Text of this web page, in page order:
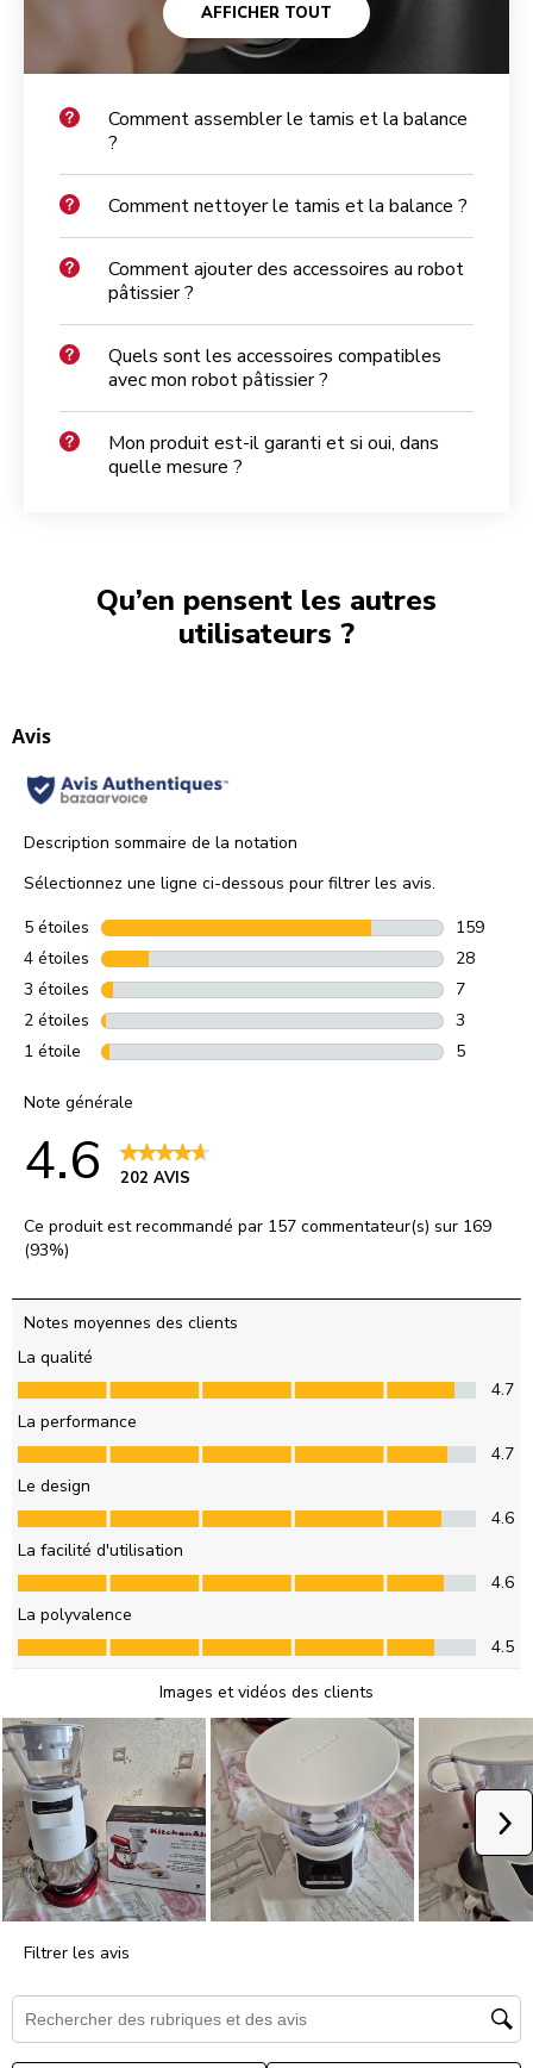
AFFICHER TOUT
Comment assembler le tamis et la balance
?
Comment nettoyer le tamis et la balance ?
Comment ajouter des accessoires au robot
pâtissier ?
Quels sont les accessoires compatibles
avec mon robot pâtissier ?
Mon produit est-il garanti et si oui, dans
quelle mesure ?
Qu’en pensent les autres
utilisateurs ?